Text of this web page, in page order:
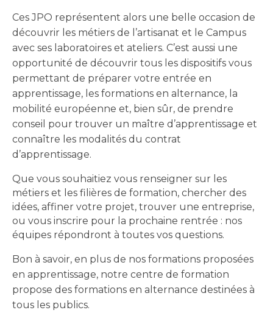
Ces JPO représentent alors une belle occasion de
découvrir les métiers de l’artisanat et le Campus
avec ses laboratoires et ateliers. C’est aussi une
opportunité de découvrir tous les dispositifs vous
permettant de préparer votre entrée en
apprentissage, les formations en alternance, la
mobilité européenne et, bien sûr, de prendre
conseil pour trouver un maître d’apprentissage et
connaître les modalités du contrat
d’apprentissage.
Que vous souhaitiez vous renseigner sur les
métiers et les filières de formation, chercher des
idées, affiner votre projet, trouver une entreprise,
ou vous inscrire pour la prochaine rentrée : nos
équipes répondront à toutes vos questions.
Bon à savoir, en plus de nos formations proposées
en apprentissage, notre centre de formation
propose des formations en alternance destinées à
tous les publics.